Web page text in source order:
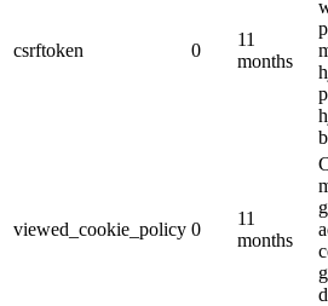
csrftoken 0
11
months
viewed_cookie_policy 0
11
months